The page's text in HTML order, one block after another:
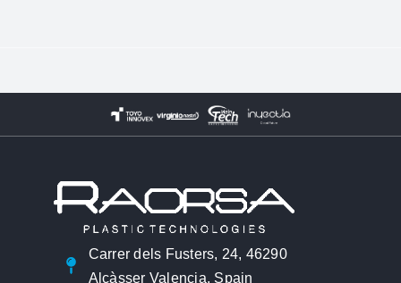
Carrer dels Fusters, 24, 46290
Alcàsser Valencia, Spain